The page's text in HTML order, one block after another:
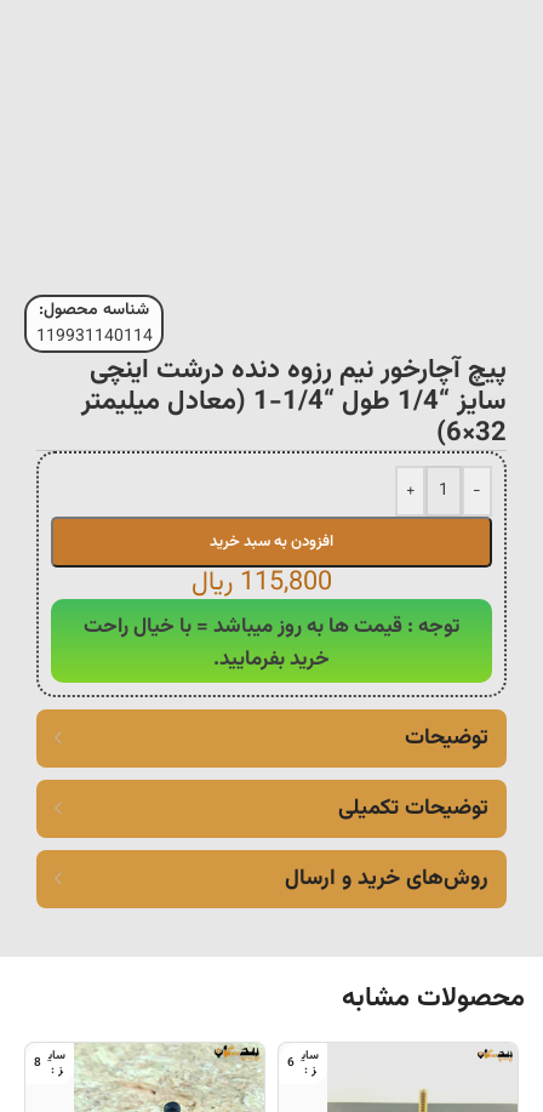
شناسه محصول:
119931140114
پیچ آچارخور نیم رزوه دنده درشت اینچی
سایز “1/4 طول “1/4-1 (معادل میلیمتر
32×6)
-
+
افزودن به سبد خرید
115,800 ریال
توجه : قیمت ها به روز میباشد = با خیال راحت
خرید بفرمایید.
توضیحات
توضیحات تکمیلی
روش‌های خرید و ارسال
محصولات مشابه
6
8